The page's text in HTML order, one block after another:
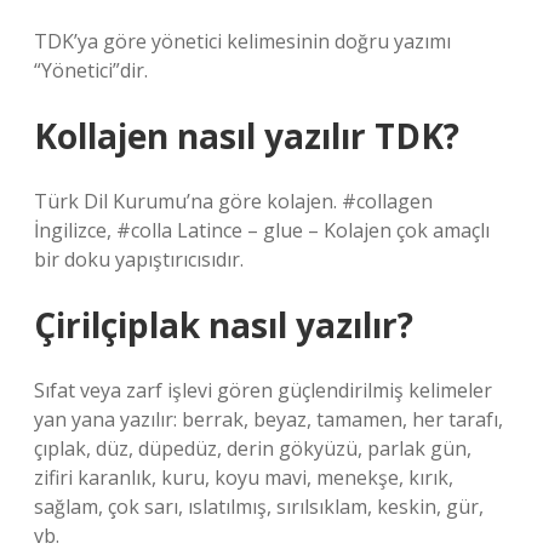
TDK’ya göre yönetici kelimesinin doğru yazımı
“Yönetici”dir.
Kollajen nasıl yazılır TDK?
Türk Dil Kurumu’na göre kolajen. #collagen
İngilizce, #colla Latince – glue – Kolajen çok amaçlı
bir doku yapıştırıcısıdır.
Çirilçiplak nasıl yazılır?
Sıfat veya zarf işlevi gören güçlendirilmiş kelimeler
yan yana yazılır: berrak, beyaz, tamamen, her tarafı,
çıplak, düz, düpedüz, derin gökyüzü, parlak gün,
zifiri karanlık, kuru, koyu mavi, menekşe, kırık,
sağlam, çok sarı, ıslatılmış, sırılsıklam, keskin, gür,
vb.